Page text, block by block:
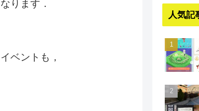
ります．
ベントも，
人気記